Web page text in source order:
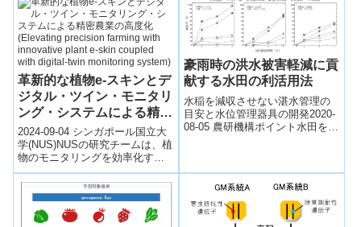
革新的な植物e-スキンとデ
ジタル・ツイン・モニタリ
ング・システムによる精密
農業の高度化(Elevating
precision farming with
innovative plant e-skin
coupled with digital-twin
monitoring system)
2024-09-04 シンガポール国立大
学(NUS)NUSの研究チームは、植
物のモニタリングを効率化する
「植物eスキン」と「デジタルツ
インシステム」を開発しまし...
豪雨時の洪水被害軽減に貢
献する水田の利活用法
水稲を減収させない湛水管理の
目安と水位管理器具の開発2020-
08-05 農研機構ポイント水田を豪